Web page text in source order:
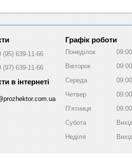
(95) 639-11-66
(97) 639-11-66
Графік роботи
Понеділок 09:00
Вівторок
09:00
Середа
09:00
Четвер
09:00
Пʼятниця
09:00
Субота
Неділя